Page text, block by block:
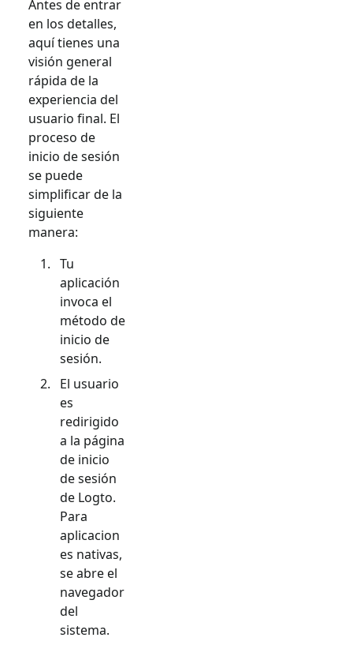
Antes de entrar
en los detalles,
aquí tienes una
visión general
rápida de la
experiencia del
usuario final. El
proceso de
inicio de sesión
se puede
simplificar de la
siguiente
manera:
Tu
aplicación
invoca el
método de
inicio de
sesión.
El usuario
es
redirigido
a la página
de inicio
de sesión
de Logto.
Para
aplicacion
es nativas,
se abre el
navegador
del
sistema.